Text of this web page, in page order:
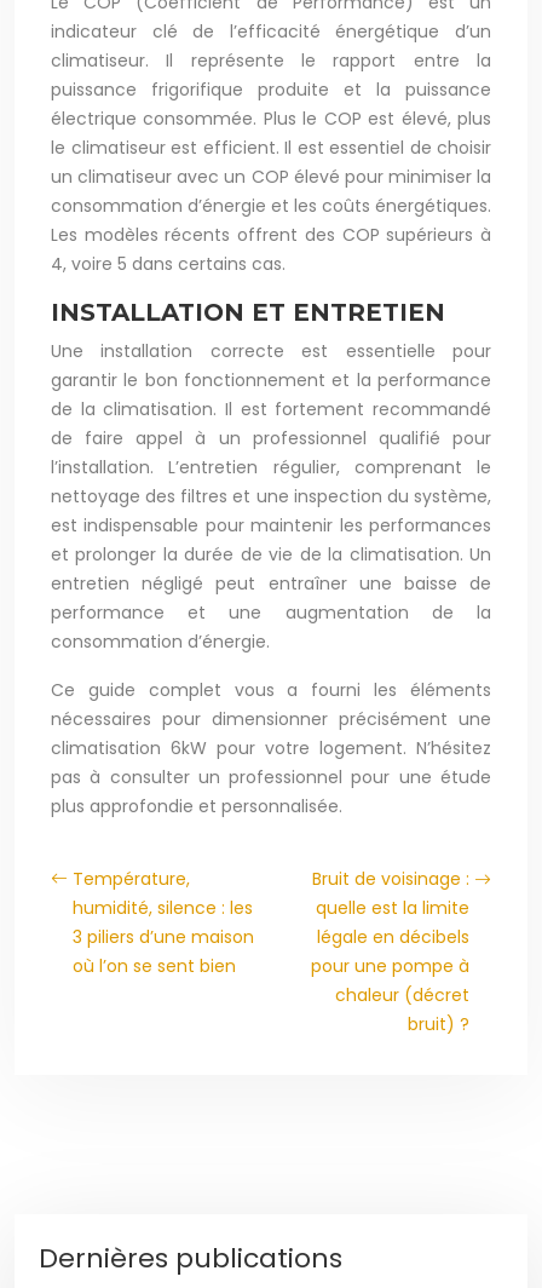
indicateur clé de l’efficacité énergétique d’un
climatiseur. Il représente le rapport entre la
puissance frigorifique produite et la puissance
électrique consommée. Plus le COP est élevé, plus
le climatiseur est efficient. Il est essentiel de choisir
un climatiseur avec un COP élevé pour minimiser la
consommation d’énergie et les coûts énergétiques.
Les modèles récents offrent des COP supérieurs à
4, voire 5 dans certains cas.
INSTALLATION ET ENTRETIEN
Une installation correcte est essentielle pour
garantir le bon fonctionnement et la performance
de la climatisation. Il est fortement recommandé
de faire appel à un professionnel qualifié pour
l’installation. L’entretien régulier, comprenant le
nettoyage des filtres et une inspection du système,
est indispensable pour maintenir les performances
et prolonger la durée de vie de la climatisation. Un
entretien négligé peut entraîner une baisse de
performance et une augmentation de la
consommation d’énergie.
Ce guide complet vous a fourni les éléments
nécessaires pour dimensionner précisément une
climatisation 6kW pour votre logement. N’hésitez
pas à consulter un professionnel pour une étude
plus approfondie et personnalisée.
Température,
humidité, silence : les
3 piliers d’une maison
où l’on se sent bien
Bruit de voisinage :
quelle est la limite
légale en décibels
pour une pompe à
chaleur (décret
bruit) ?
Dernières publications